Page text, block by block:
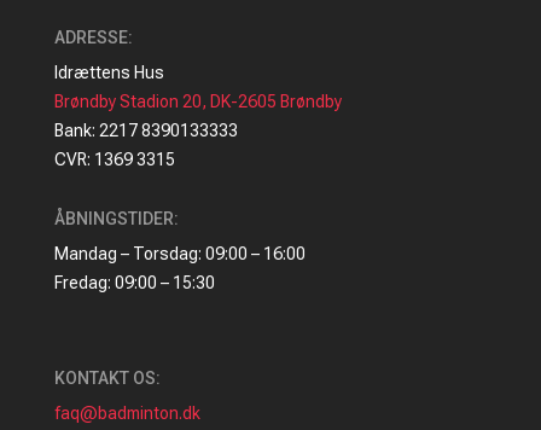
ADRESSE:
Idrættens Hus
Brøndby Stadion 20, DK-2605 Brøndby
Bank: 2217 8390133333
CVR: 1369 3315
ÅBNINGSTIDER:
Mandag – Torsdag: 09:00 – 16:00
Fredag: 09:00 – 15:30
KONTAKT OS:
faq@badminton.dk